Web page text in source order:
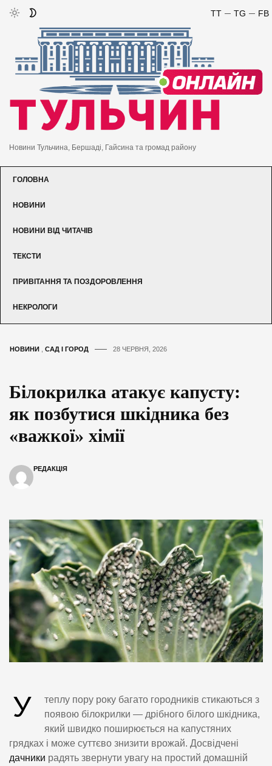
FB
TG
TT
Новини Тульчина, Бершаді, Гайсина та громад району
ГОЛОВНА
НОВИНИ
НОВИНИ ВІД ЧИТАЧІВ
ТЕКСТИ
ПРИВІТАННЯ ТА ПОЗДОРОВЛЕННЯ
НЕКРОЛОГИ
НОВИНИ САД І ГОРОД 28 ЧЕРВНЯ, 2026
Білокрилка атакує капусту:
як позбутися шкідника без
«важкої» хімії
РЕДАКЦІЯ
У
теплу пору року багато городників стикаються з
появою білокрилки — дрібного білого шкідника,
який швидко поширюється на капустяних
грядках і може суттєво знизити врожай. Досвідчені
дачники радять звернути увагу на простий домашній